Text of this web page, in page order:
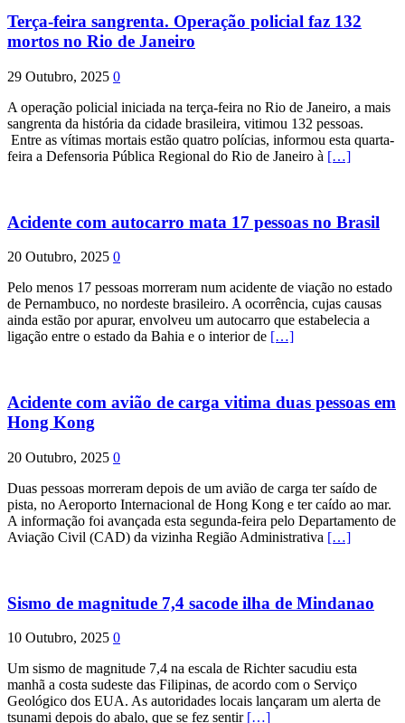
Terça-feira sangrenta. Operação policial faz 132
mortos no Rio de Janeiro
29 Outubro, 2025 0
A operação policial iniciada na terça-feira no Rio de Janeiro, a mais
sangrenta da história da cidade brasileira, vitimou 132 pessoas.
Entre as vítimas mortais estão quatro polícias, informou esta quarta-
feira a Defensoria Pública Regional do Rio de Janeiro à […]
Acidente com autocarro mata 17 pessoas no Brasil
20 Outubro, 2025 0
Pelo menos 17 pessoas morreram num acidente de viação no estado
de Pernambuco, no nordeste brasileiro. A ocorrência, cujas causas
ainda estão por apurar, envolveu um autocarro que estabelecia a
ligação entre o estado da Bahia e o interior de […]
Acidente com avião de carga vitima duas pessoas em
Hong Kong
20 Outubro, 2025 0
Duas pessoas morreram depois de um avião de carga ter saído de
pista, no Aeroporto Internacional de Hong Kong e ter caído ao mar.
A informação foi avançada esta segunda-feira pelo Departamento de
Aviação Civil (CAD) da vizinha Região Administrativa […]
Sismo de magnitude 7,4 sacode ilha de Mindanao
10 Outubro, 2025 0
Um sismo de magnitude 7,4 na escala de Richter sacudiu esta
manhã a costa sudeste das Filipinas, de acordo com o Serviço
Geológico dos EUA. As autoridades locais lançaram um alerta de
tsunami depois do abalo, que se fez sentir […]